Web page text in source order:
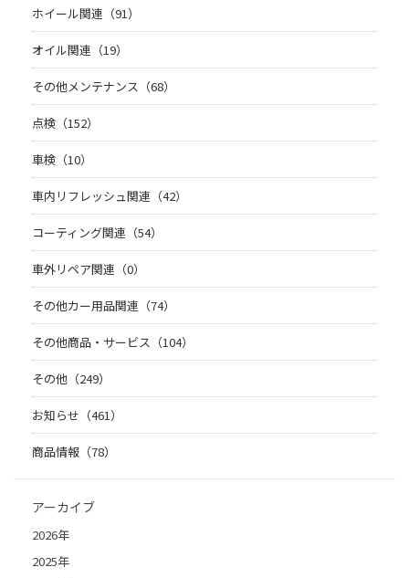
ホイール関連（91）
オイル関連（19）
その他メンテナンス（68）
点検（152）
車検（10）
車内リフレッシュ関連（42）
コーティング関連（54）
車外リペア関連（0）
その他カー用品関連（74）
その他商品・サービス（104）
その他（249）
お知らせ（461）
商品情報（78）
アーカイブ
2026年
2025年